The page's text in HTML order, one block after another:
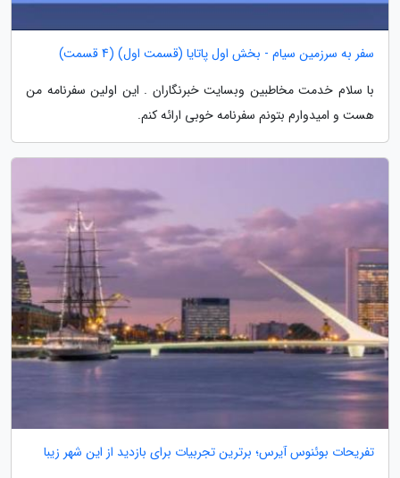
سفر به سرزمین سیام - بخش اول پاتایا (قسمت اول) (4 قسمت)
با سلام خدمت مخاطبین وبسایت خبرنگاران . این اولین سفرنامه من
هست و امیدوارم بتونم سفرنامه خوبی ارائه کنم.
تفریحات بوئنوس آیرس؛ برترین تجربیات برای بازدید از این شهر زیبا